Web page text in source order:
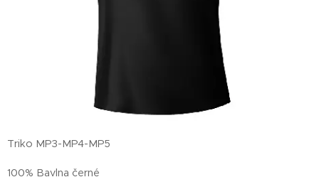
Triko MP3-MP4-MP5
100% Bavlna černé